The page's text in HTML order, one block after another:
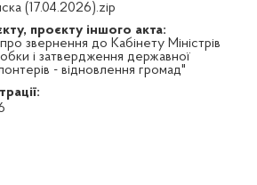
(17.04.2026).zip
проєкту іншого акта:
звернення до Кабінету Міністрів
і затвердження державної
- відновлення громад"